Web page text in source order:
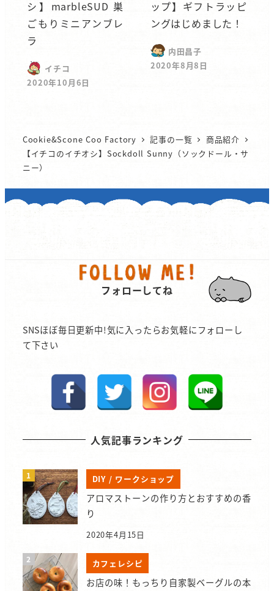
シ】marbleSUD 巣
ごもりミニアンブレ
ラ
イチコ
2020年10月6日
ップ】ギフトラッピ
ングはじめました！
内田昌子
2020年8月8日
Cookie&Scone Coo Factory 記事の一覧
商品紹介
【イチコのイチオシ】Sockdoll Sunny（ソックドール・サ
ニー）
フォローしてね
SNSほぼ毎日更新中!気に入ったらお気軽にフォローし
て下さい
人気記事ランキング
DIY / ワークショップ
アロマストーンの作り方とおすすめの香
り
2020年4月15日
カフェレシピ
お店の味！もっちり自家製ベーグルの本